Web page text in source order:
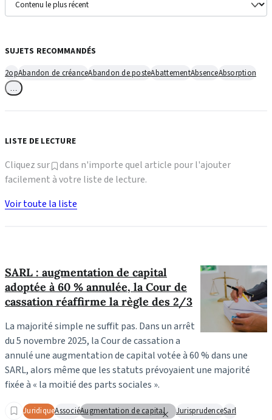
SARL : augmentation de capital
adoptée à 60 % annulée, la Cour de
cassation réaffirme la règle des 2/3
La majorité simple ne suffit pas. Dans un arrêt
du 5 novembre 2025, la Cour de cassation a
annulé une augmentation de capital votée à 60 % dans une
SARL, alors même que les statuts prévoyaient une majorité
fixée à « la moitié des parts sociales ».
JuridiqueAssociéAugmentation de capital JurisprudenceSarl
SUJETS RECOMMANDÉS
2opAbandon de créanceAbandon de posteAbattementAbsenceAbsorption
LISTE DE LECTURE
Cliquez sur
dans n'importe quel article pour l'ajouter
facilement à votre liste de lecture.
Voir toute la liste